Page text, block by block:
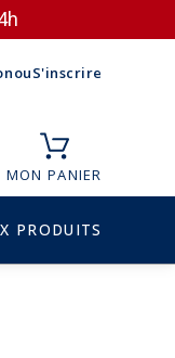
ouS'inscrire
MON PANIER
PRODUITS